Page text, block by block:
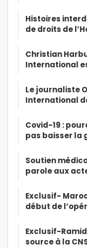
Histoires
de droits de
Christian
International
Le journaliste
International
Covid-19 :
pas baisser la
Soutien
parole aux
Exclusif-
début de
Exclusif-
source à la